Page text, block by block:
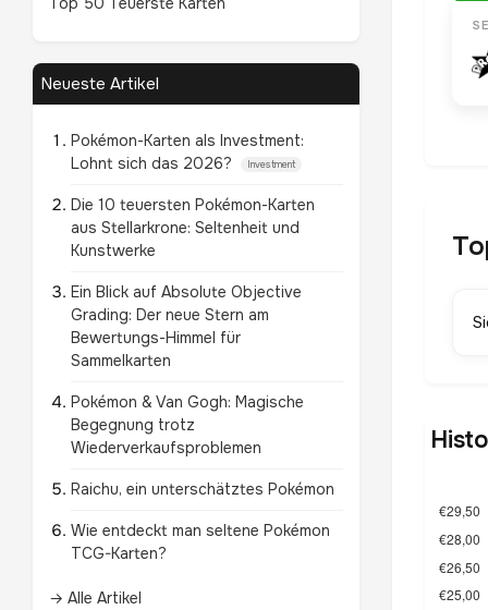
Neueste Artikel
Pokémon-Karten als Investment:
Lohnt sich das 2026?
Investment
Die 10 teuersten Pokémon-Karten
aus Stellarkrone: Seltenheit und
Kunstwerke
Ein Blick auf Absolute Objective
Grading: Der neue Stern am
Bewertungs-Himmel für
Sammelkarten
Pokémon & Van Gogh: Magische
Begegnung trotz
Wiederverkaufsproblemen
Raichu, ein unterschätztes Pokémon
Wie entdeckt man seltene Pokémon
TCG-Karten?
→ Alle Artikel